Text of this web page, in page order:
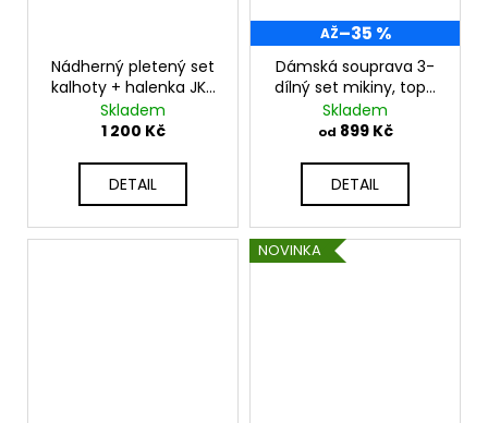
Nádherný pletený set
kalhoty + halenka JK-
TED
Skladem
1 200 Kč
DETAIL
AŽ–35 %
Dámská souprava 3-
dílný set mikiny, topu
a legín sportovní
tepláková souprava
Skladem
od 899 Kč
DETAIL
NOVINKA